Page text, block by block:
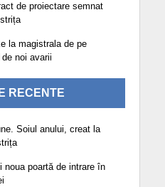
de proiectare semnat
la magistrala de pe
noi avarii
RECENTE
Soiul anului, creat la
noua poartă de intrare în